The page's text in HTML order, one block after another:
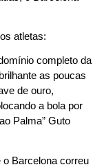
atletas:
completo da
as poucas
de ouro,
a bola por
Palma” Guto
Barcelona correu